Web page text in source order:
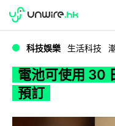
電池可使
WWDC 2026
科技娛樂 生活科技
電池可使用 30
預訂